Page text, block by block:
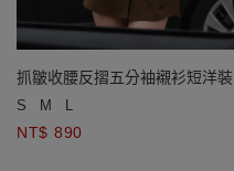
抓皺收腰反摺五分袖襯衫短洋裝
S M L
NT$ 890